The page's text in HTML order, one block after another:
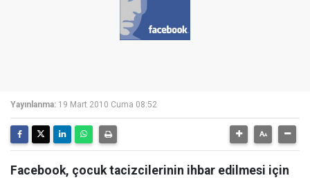
Yayınlanma: 19 Mart 2010 Cuma 08:52
Facebook, çocuk tacizcilerinin ihbar edilmesi için